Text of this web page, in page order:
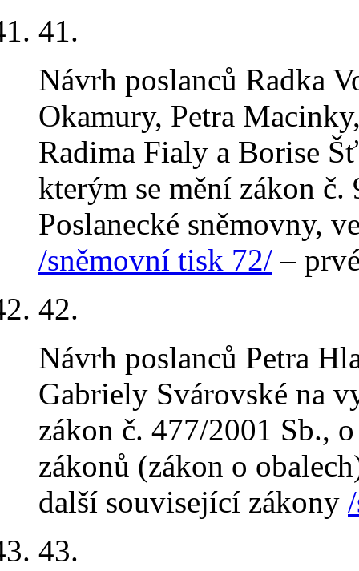
41.
Návrh poslanců Radka
Okamury, Petra
Radima Fialy a Borise
kterým se mění zákon
Poslanecké sněmovny,
/sněmovní tisk 72/ –
42.
Návrh poslanců Petra
Gabriely Svárovské na
zákon č. 477/2001 Sb.,
zákonů (zákon o
další související zákony
43.